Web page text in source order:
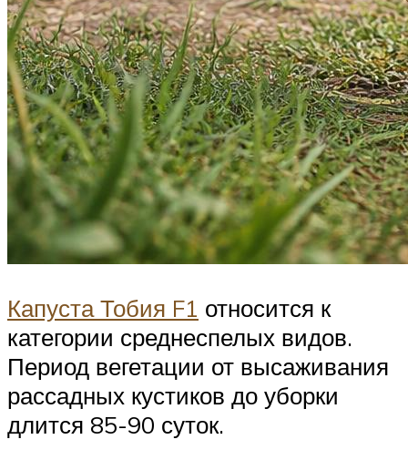
Капуста Тобия F1 относится к
категории среднеспелых видов.
Период вегетации от высаживания
рассадных кустиков до уборки
длится 85-90 суток.